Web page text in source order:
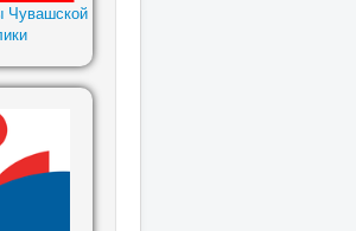
Чувашской